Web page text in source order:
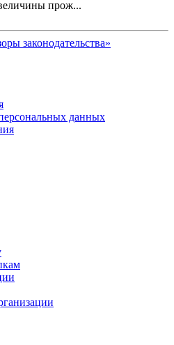
прож...
законодательства»
данных